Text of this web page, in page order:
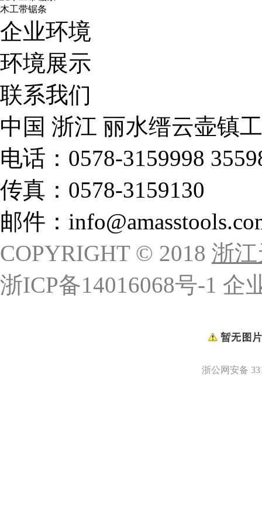
木工带锯条
企业环境
环境展示
联系我们
中国 浙江 丽水缙云壶镇
电话：0578-3159998
传真：0578-3159130
邮件：
COPYRIGHT © 2018 浙
浙ICP备14016068号-1 企
浙公网安备